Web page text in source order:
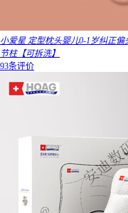
小爱星 定型枕头婴儿0-1岁纠正
节柱【可拆洗】
93条评价